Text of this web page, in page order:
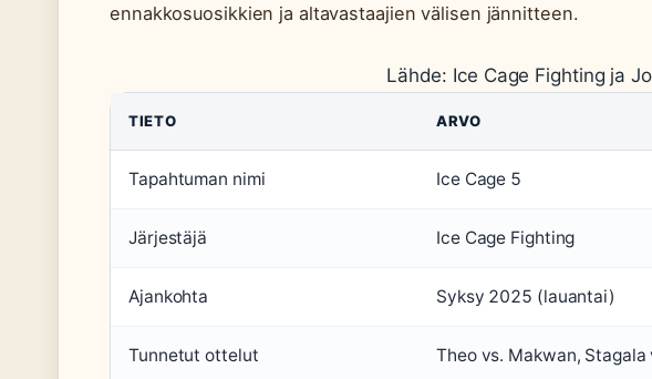
ennakkosuosikkien ja altavastaajien välisen jännitteen.
Lähde: Ice Cage Fighting ja
TIETO ARVO
Tapahtuman nimi Ice Cage 5
Järjestäjä Ice Cage Fighting
Ajankohta Syksy 2025 (lauantai)
Tunnetut ottelut Theo vs. Makwan, Stagala